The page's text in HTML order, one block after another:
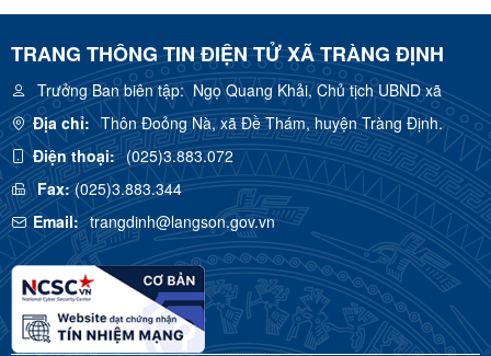
TRANG THÔNG TIN ĐIỆN TỬ XÃ TRÀNG ĐỊNH
Trưởng Ban biên tập:Ngọ Quang Khải, Chủ tịch UBND xã
Địa chỉ: Thôn Đoỏng Nà, xã Đề Thám, huyện Tràng Định.
Điện thoại: (025)3.883.072
Fax:(025)3.883.344
Email: trangdinh@langson.gov.vn